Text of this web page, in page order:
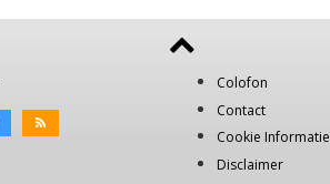
Colofon
Contact
Cookie Informatie
Disclaimer